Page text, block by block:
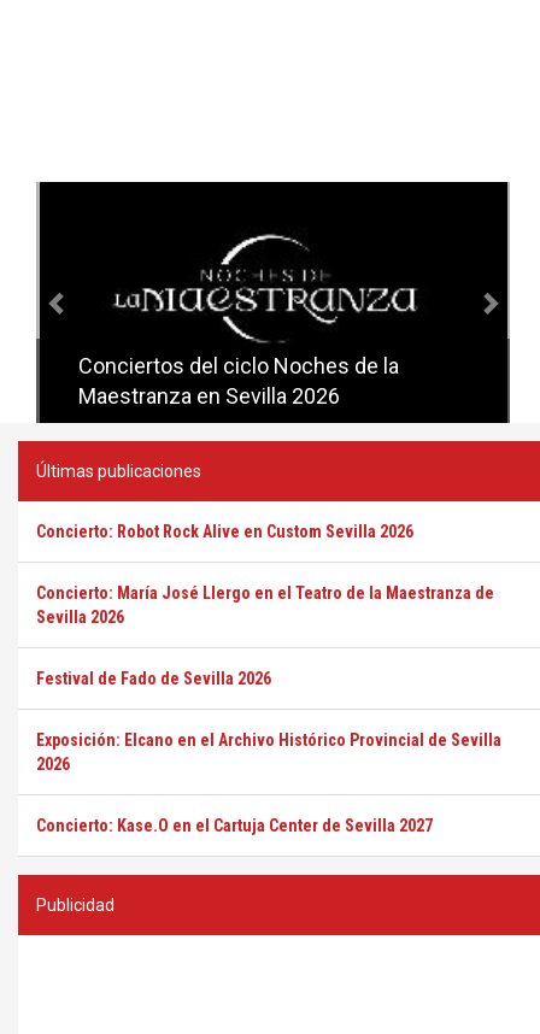
Conciertos del ciclo Noches de la
Maestranza en Sevilla 2026
Conciertos del ciclo Candlelight en
Sevilla
Últimas publicaciones
Concierto: Robot Rock Alive en Custom Sevilla 2026
Concierto: María José Llergo en el Teatro de la Maestranza de
Sevilla 2026
Festival de Fado de Sevilla 2026
Exposición: Elcano en el Archivo Histórico Provincial de Sevilla
2026
Concierto: Kase.O en el Cartuja Center de Sevilla 2027
Publicidad